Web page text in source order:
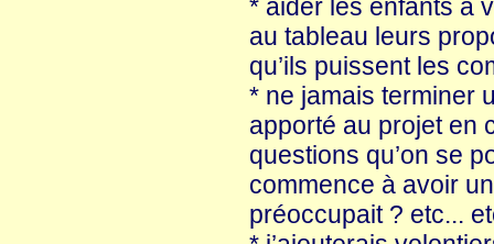
* aider les enfants à
au tableau leurs
qu’ils puissent les
* ne jamais terminer
apporté au projet en
questions qu’on se
commence à avoir
préoccupait ? etc...